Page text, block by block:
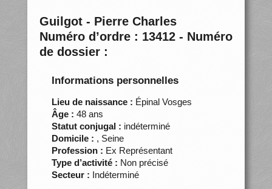
Guilgot - Pierre Charles
Numéro d’ordre : 13412 - Numéro
de dossier :
Informations personnelles
Lieu de naissance : Épinal Vosges
Âge : 48 ans
Statut conjugal : indéterminé
Domicile : , Seine
Profession : Ex Représentant
Type d’activité : Non précisé
Secteur : Indéterminé